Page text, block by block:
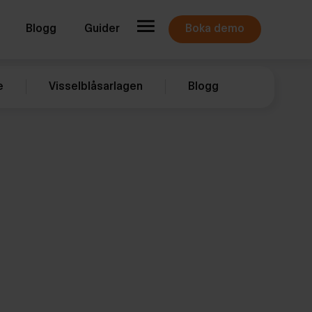
Blogg Guider Boka demo
Visselblåsarlagen Blogg